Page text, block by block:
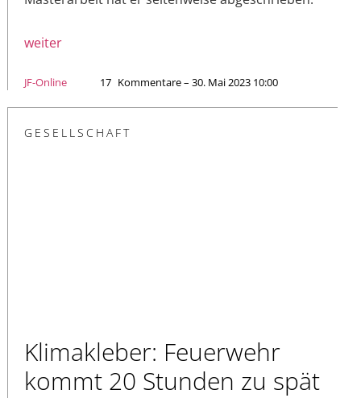
weiter
JF-Online 17 Kommentare – 30. Mai 2023 10:00
GESELLSCHAFT
Klimakleber: Feuerwehr
kommt 20 Stunden zu spät